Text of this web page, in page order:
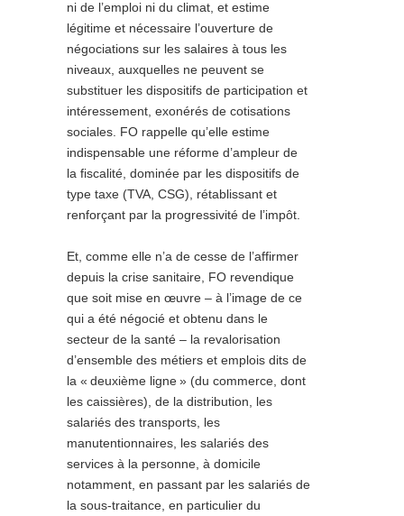
ni de l’emploi ni du climat, et estime
légitime et nécessaire l’ouverture de
négociations sur les salaires à tous les
niveaux, auxquelles ne peuvent se
substituer les dispositifs de participation et
intéressement, exonérés de cotisations
sociales. FO rappelle qu’elle estime
indispensable une réforme d’ampleur de
la fiscalité, dominée par les dispositifs de
type taxe (TVA, CSG), rétablissant et
renforçant par la progressivité de l’impôt.
Et, comme elle n’a de cesse de l’affirmer
depuis la crise sanitaire, FO revendique
que soit mise en œuvre – à l’image de ce
qui a été négocié et obtenu dans le
secteur de la santé – la revalorisation
d’ensemble des métiers et emplois dits de
la « deuxième ligne» (du commerce, dont
les caissières), de la distribution, les
salariés des transports, les
manutentionnaires, les salariés des
services à la personne, à domicile
notamment, en passant par les salariés de
la sous-traitance, en particulier du